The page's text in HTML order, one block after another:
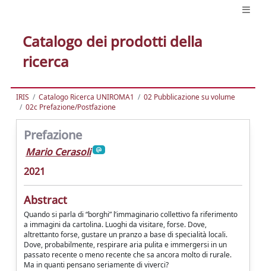
Catalogo dei prodotti della
ricerca
IRIS Catalogo Ricerca UNIROMA1
02 Pubblicazione su volume
02c Prefazione/Postfazione
Prefazione
Mario Cerasoli
2021
Abstract
Quando si parla di “borghi” l’immaginario collettivo fa riferimento
a immagini da cartolina. Luoghi da visitare, forse. Dove,
altrettanto forse, gustare un pranzo a base di specialità locali.
Dove, probabilmente, respirare aria pulita e immergersi in un
passato recente o meno recente che sa ancora molto di rurale.
Ma in quanti pensano seriamente di viverci?